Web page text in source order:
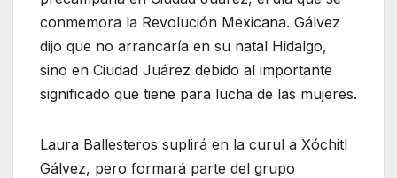
conmemora la Revolución Mexicana. Gálvez
dijo que no arrancaría en su natal Hidalgo,
sino en Ciudad Juárez debido al importante
significado que tiene para lucha de las mujeres.
Laura Ballesteros suplirá en la curul a Xóchitl
Gálvez, pero formará parte del grupo